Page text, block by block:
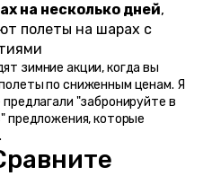
на несколько дней,
полеты на шарах с
зимние акции, когда вы
по сниженным ценам. Я
"забронируйте в
предложения, которые